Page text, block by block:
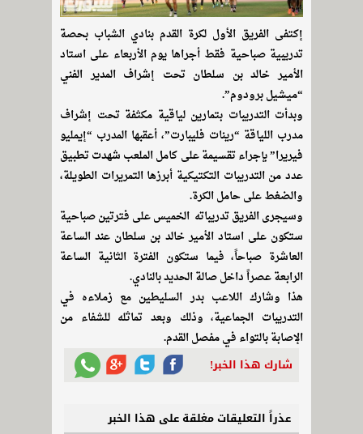
إكتفى الفريق الأول لكرة القدم بنادي الشباب بحصة
تدريبية صباحية فقط أجراها يوم الأربعاء على استاد
الأمير خالد بن سلطان تحت إشراف المدير الفني
“ميشيل برودوم”.
وبدأت التدريبات بتمارين لياقية مكثفة تحت إشراف
مدرب اللياقة “رينات فليبارت”، أعقبها المدرب “إيمليو
فيريرا” بإجراء تقسيمة على كامل الملعب شهدت تطبيق
عدد من التدريبات التكتيكية أبرزها التمريرات الطويلة،
والضغط على حامل الكرة.
وسيجرى الفريق تدريباته الخميس على فترتين صباحية
ستكون على استاد الأمير خالد بن سلطان عند الساعة
العاشرة صباحاً، فيما ستكون الفترة الثانية الساعة
الرابعة عصراً داخل صالة الحديد بالنادي.
هذا وشارك اللاعب بدر السليطين مع زملاءه في
التدريبات الجماعية، وذلك وبعد تماثله للشفاء من
الإصابة بالتواء في مفصل القدم.
شارك هذا الخبر!
عذراً التعليقات مغلقة على هذا الخبر